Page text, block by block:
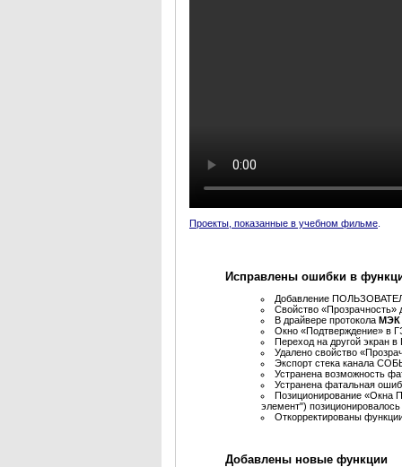
Проекты, показанные в учебном фильме
Исправлены ошибки в
Добавление
Свойство «Прозрачность»
В драйвере протокола МЭК
Окно «Подтверждение» в
Переход на другой экран
Удалено свойство
Экспорт стека канала
Устранена возможность
Устранена фатальная
Позиционирование
элемент")
Откорректированы
Добавлены новые функции